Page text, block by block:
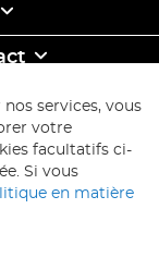
services, vous
votre
facultatifs ci-
Si vous
en matière